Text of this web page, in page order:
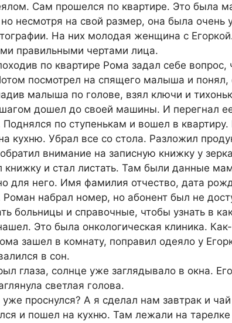
Сам прошелся по квартире. Это была
но несмотря на свой размер, она была
На них молодая женщина с
правильными чертами лица.
по квартире Рома задал себе
посмотрел на спящего малыша и
малыша по голове, взял ключи и
дошел до своей машины. И перегнал
Поднялся по ступенькам и вошел в
кухню. Убрал все со стола. Разложил
внимание на записную книжку у
книжку и стал листать. Там были данные
для него. Имя фамилия отчество, дата
Роман набрал номер, но абонент был не
больницы и справочные, чтобы узнать в
Это была онкологическая клиника.
зашел в комнату, поправил одеяло у
в сон.
глаза, солнце уже заглядывало в окна.
светлая голова.
проснулся? А я сделал нам завтрак и чай
и пошел на кухню. Там лежали на тарелке